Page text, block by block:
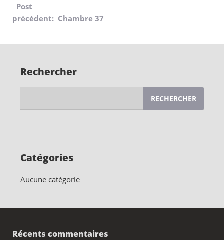
Navigation
de
l’article
Post
précédent: Chambre 37
Rechercher
Catégories
Aucune catégorie
Récents commentaires